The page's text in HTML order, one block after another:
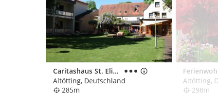
Caritashaus St. Elisabeth
Altötting, Deutschland
285m
Altötting,
298m